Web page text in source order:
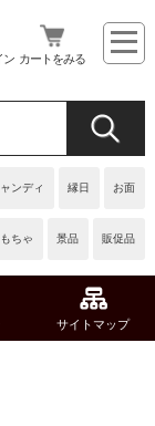
ンディ 縁日 お面
ちゃ 景品 販促品
ン カートをみる
サイトマップ